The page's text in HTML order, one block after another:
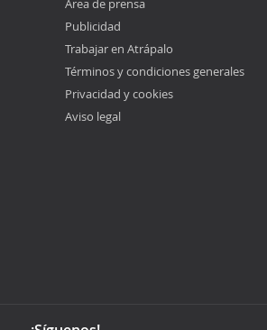
Área de prensa
Publicidad
Trabajar en Atrápalo
Términos y condiciones generales
Privacidad y cookies
Aviso legal